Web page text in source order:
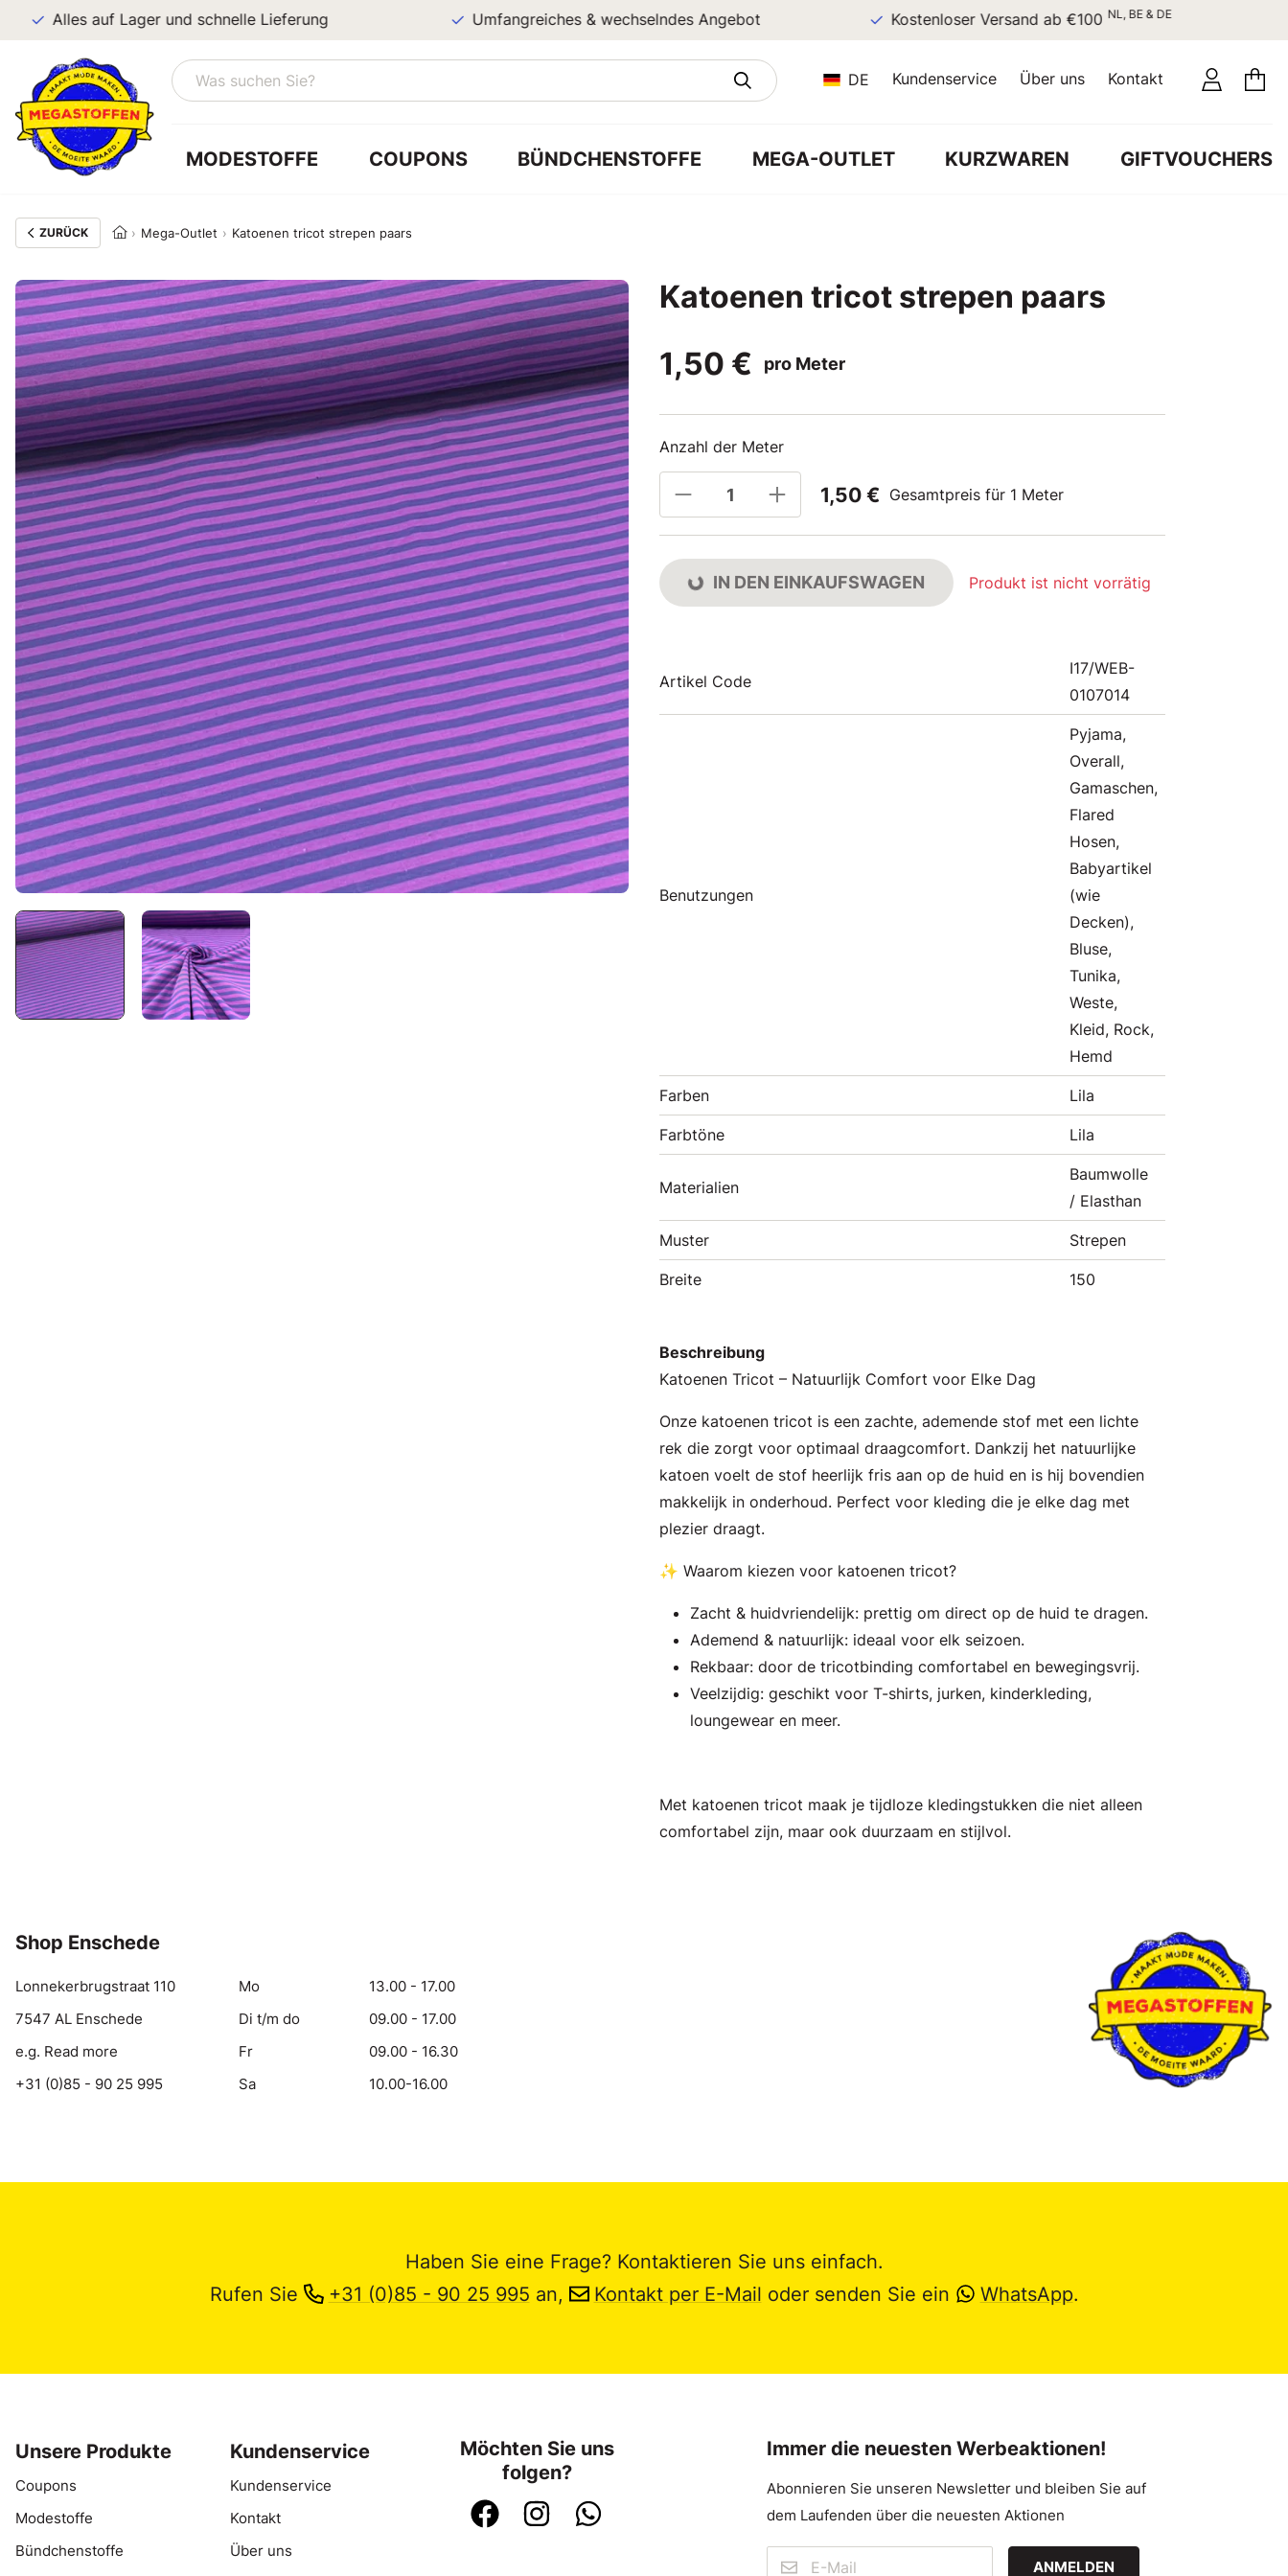
Alles auf Lager und schnelle Lieferung Umfangreiches & wechselndes Angebot Kostenloser Versand ab €100 NL, BE & DE
DE Kundenservice Über uns Kontakt
MODESTOFFE COUPONS BÜNDCHENSTOFFE MEGA-OUTLET KURZWAREN GIFTVOUCHERS
ZURÜCK Mega-Outlet Katoenen tricot strepen paars
Katoenen tricot strepen paars
1,50 €
pro Meter
Anzahl der Meter
1,50 € Gesamtpreis für 1 Meter
IN DEN EINKAUFSWAGEN Produkt ist nicht vorrätig
Artikel Code
I17/WEB-
0107014
Benutzungen
Pyjama,
Overall,
Gamaschen,
Flared
Hosen,
Babyartikel
(wie
Decken),
Bluse,
Tunika,
Weste,
Kleid, Rock,
Hemd
Farben Lila
Farbtöne Lila
Materialien
Baumwolle
/ Elasthan
Muster Strepen
Breite 150
Beschreibung
Katoenen Tricot – Natuurlijk Comfort voor Elke Dag
Onze katoenen tricot is een zachte, ademende stof met een lichte
rek die zorgt voor optimaal draagcomfort. Dankzij het natuurlijke
katoen voelt de stof heerlijk fris aan op de huid en is hij bovendien
makkelijk in onderhoud. Perfect voor kleding die je elke dag met
plezier draagt.
✨ Waarom kiezen voor katoenen tricot?
Zacht & huidvriendelijk: prettig om direct op de huid te dragen.
Ademend & natuurlijk: ideaal voor elk seizoen.
Rekbaar: door de tricotbinding comfortabel en bewegingsvrij.
Veelzijdig: geschikt voor T-shirts, jurken, kinderkleding,
loungewear en meer.
Met katoenen tricot maak je tijdloze kledingstukken die niet alleen
comfortabel zijn, maar ook duurzaam en stijlvol.
Shop Enschede
Lonnekerbrugstraat 110
7547 AL Enschede
e.g. Read more
+31 (0)85 - 90 25 995
Mo
13.00 - 17.00
Di t/m do
09.00 - 17.00
Fr
09.00 - 16.30
Sa
10.00-16.00
Haben Sie eine Frage? Kontaktieren Sie uns einfach.
Rufen Sie
+31 (0)85 - 90 25 995 an, Kontakt per E-Mail oder senden Sie ein WhatsApp.
Unsere Produkte
Coupons
Modestoffe
Bündchenstoffe
Kundenservice
Kundenservice
Kontakt
Über uns
Möchten Sie uns
folgen?
Immer die neuesten Werbeaktionen!
Abonnieren Sie unseren Newsletter und bleiben Sie auf
dem Laufenden über die neuesten Aktionen
ANMELDEN